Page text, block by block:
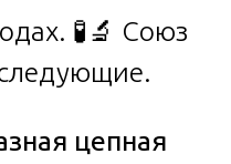
🧪🔬 Союз
цепная